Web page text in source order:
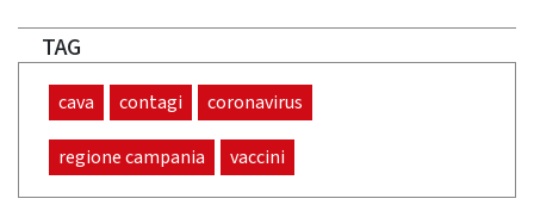
TAG
cava contagi coronavirus
regione campania vaccini